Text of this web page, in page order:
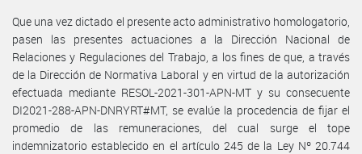
Que una vez dictado el presente acto administrativo homologatorio,
pasen las presentes actuaciones a la Dirección Nacional de
Relaciones y Regulaciones del Trabajo, a los fines de que, a través
de la Dirección de Normativa Laboral y en virtud de la autorización
efectuada mediante RESOL-2021-301-APN-MT y su consecuente
DI2021-288-APN-DNRYRT#MT, se evalúe la procedencia de fijar el
promedio de las remuneraciones, del cual surge el tope
indemnizatorio establecido en el artículo 245 de la Ley Nº 20.744